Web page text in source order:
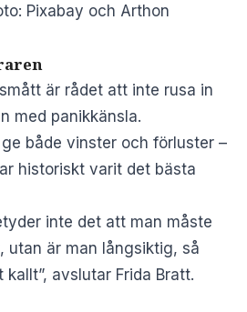
Pixabay och Arthon
är rådet att inte rusa in
med panikkänsla.
både vinster och förluster –
historiskt varit det bästa
inte det att man måste
utan är man långsiktig, så
avslutar Frida Bratt.